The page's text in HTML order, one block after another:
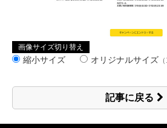
画像サイズ切り替え
縮小サイズ オリジナルサイズ
記事に戻る